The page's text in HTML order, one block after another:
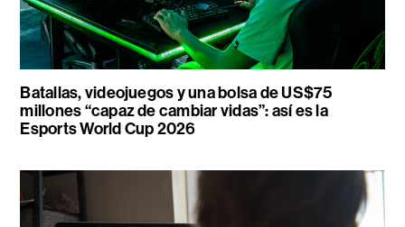
Batallas, videojuegos y una bolsa de US$75
millones “capaz de cambiar vidas”: así es la
Esports World Cup 2026